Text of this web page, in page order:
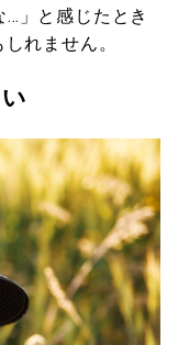
」と感じたとき
れません。